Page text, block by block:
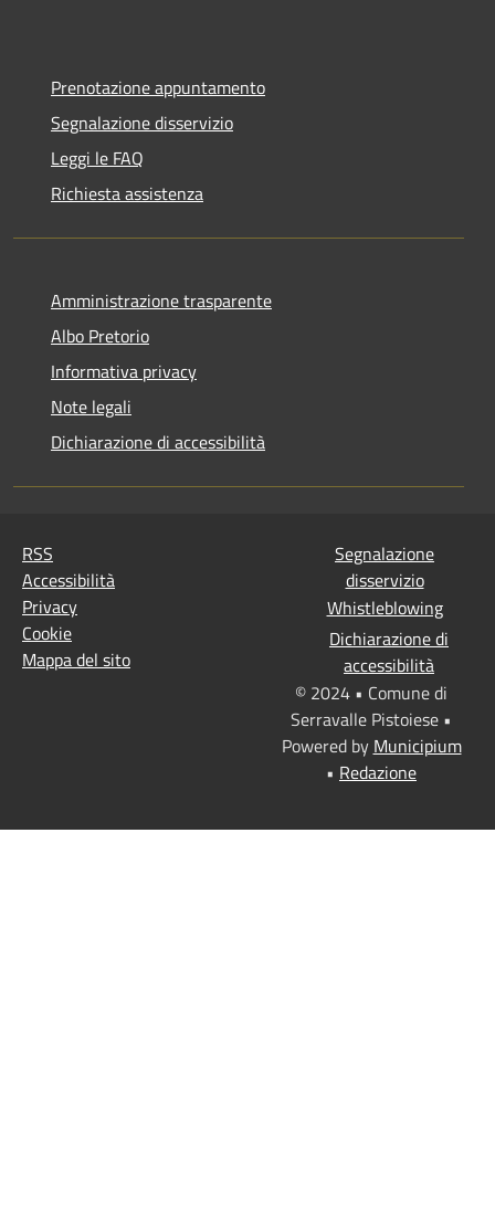
Prenotazione appuntamento
Segnalazione disservizio
Leggi le FAQ
Richiesta assistenza
Amministrazione trasparente
Albo Pretorio
Informativa privacy
Note legali
Dichiarazione di accessibilità
RSS
Accessibilità
Privacy
Cookie
Mappa del sito
Segnalazione
disservizio
Whistleblowing
Dichiarazione di
accessibilità
© 2024 • Comune di
Serravalle Pistoiese •
Powered by Municipium
• Redazione